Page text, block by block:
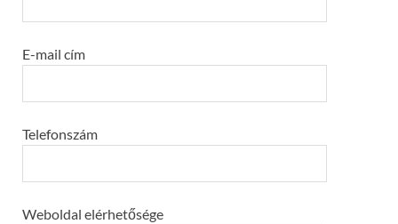
E-mail cím
Telefonszám
Weboldal elérhetősége